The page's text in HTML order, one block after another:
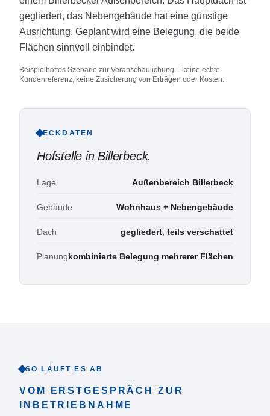
gegliedert, das Nebengebäude hat eine günstige
Ausrichtung. Geplant wird eine Belegung, die beide
Flächen sinnvoll einbindet.
Beispielhaftes Szenario zur Veranschaulichung – keine echte
Kundenreferenz, keine Zusicherung von Erträgen oder Kosten.
ECKDATEN
Hofstelle in Billerbeck.
Lage Außenbereich Billerbeck
Gebäude Wohnhaus + Nebengebäude
Dach gegliedert, teils verschattet
Planungkombinierte Belegung mehrerer Flächen
SO LÄUFT ES AB
VOM ERSTGESPRÄCH ZUR
INBETRIEBNAHME